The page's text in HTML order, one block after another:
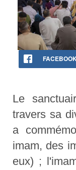
Le
travers sa
a
imam, des
eux) ;